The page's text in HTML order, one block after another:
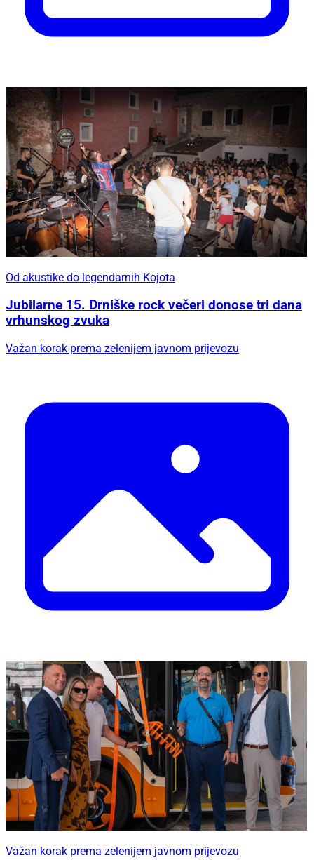
Od akustike do legendarnih Kojota
Jubilarne 15. Drniške rock večeri donose tri dana
vrhunskog zvuka
Važan korak prema zelenijem javnom prijevozu
Važan korak prema zelenijem javnom prijevozu